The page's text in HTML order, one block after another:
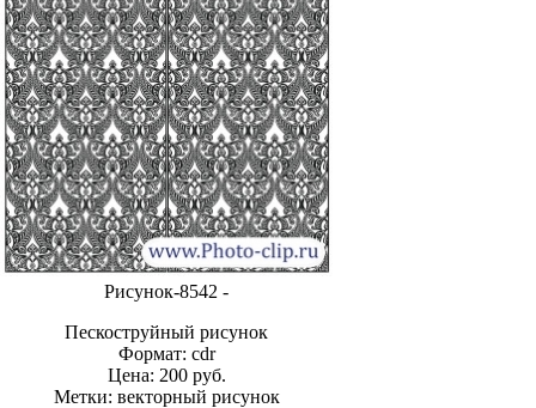
Рисунок-8542 -
Пескоструйный рисунок
Формат: cdr
Цена: 200 руб.
Метки: векторный рисунок